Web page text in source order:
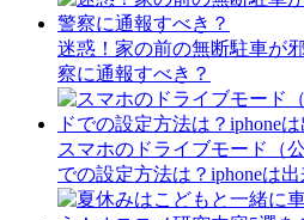
迷惑！家の前の無断駐車が
察に通報すべき？
スマホのドライブモード（
での設定方法は？iphoneは